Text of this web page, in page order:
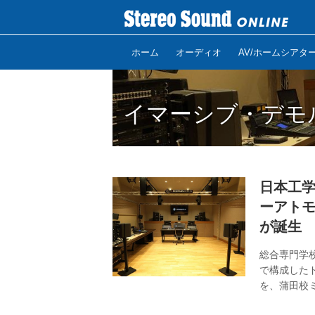
ホーム オーディオ AV/ホームシアタ
イマーシブ・デモ
日本工
ーアト
が誕生
総合専⾨学
で構成した
を、蒲⽥校